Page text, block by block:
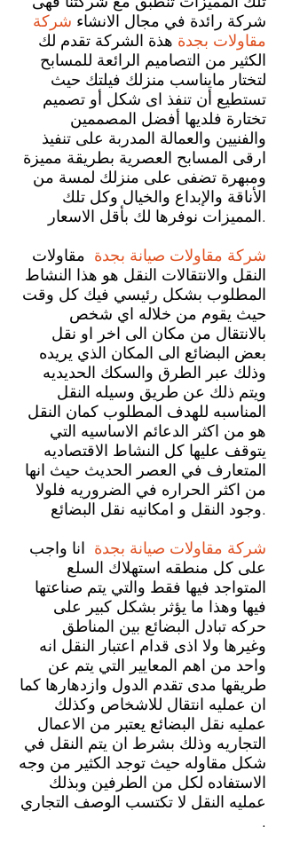
شركة رائدة في مجال الانشاء شركة
مقاولات بجدة هذة الشركة تقدم لك
الكثير من التصاميم الرائعة للمسابح
لتختار مايناسب منزلك فيلتك حيث
تستطيع أن تنفذ اى شكل أو تصميم
تختارة فلديها أفضل المصممين
والفنيين والعمالة المدربة على تنفيذ
ارقى المسابح العصرية بطريقة مميزة
ومبهرة تضفى على منزلك لمسة من
الأناقة والإبداع والخيال وكل تلك
المميزات نوفرها لك بأقل الاسعار.
شركة مقاولات صيانة بجدة مقاولات
النقل والانتقالات النقل هو هذا النشاط
المطلوب بشكل رئيسي فيك كل وقت
حيث يقوم من خلاله اي شخص
بالانتقال من مكان الى اخر او نقل
بعض البضائع الى المكان الذي يريده
وذلك عبر الطرق والسكك الحديديه
ويتم ذلك عن طريق وسيله النقل
المناسبه للهدف المطلوب كمان النقل
هو من اكثر الدعائم الاساسيه التي
يتوقف عليها كل النشاط الاقتصاديه
المتعارف في العصر الحديث حيث انها
من اكثر الحراره في الضروريه فلولا
وجود النقل و امكانيه نقل البضائع.
شركة مقاولات صيانة بجدة انا واجب
على كل منطقه استهلاك السلع
المتواجد فيها فقط والتي يتم صناعتها
فيها وهذا ما يؤثر بشكل كبير على
حركه تبادل البضائع بين المناطق
وغيرها ولا اذى قدام اعتبار النقل انه
واحد من اهم المعايير التي يتم عن
طريقها مدى تقدم الدول وازدهارها كما
ان عمليه انتقال للاشخاص وكذلك
عمليه نقل البضائع يعتبر من الاعمال
التجاريه وذلك بشرط ان يتم النقل في
شكل مقاوله حيث توجد الكثير من وجه
الاستفاده لكل من الطرفين وبذلك
عمليه النقل لا تكتسب الوصف التجاري
.